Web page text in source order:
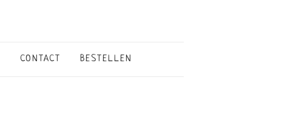
CONTACT BESTELLEN